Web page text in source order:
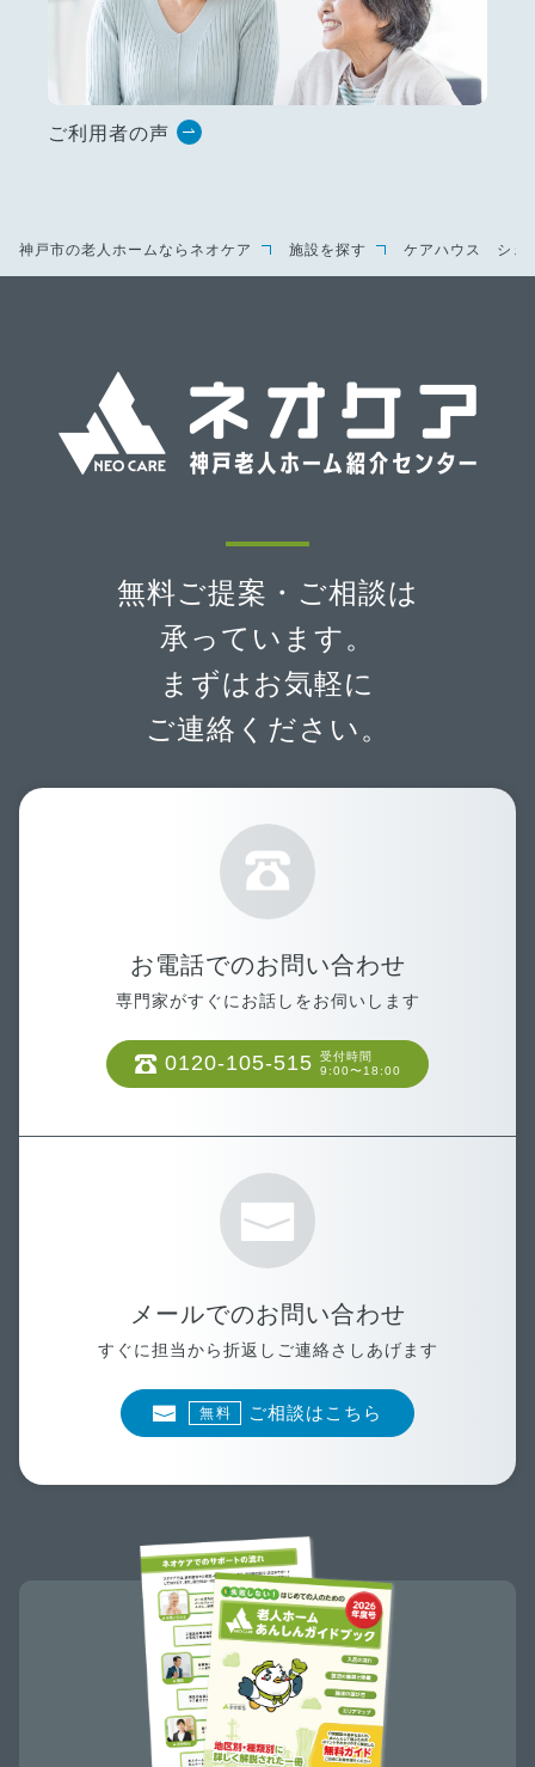
ご利用者の声
神戸市の老人ホームならネオケア 施設を探す ケアハウス シェ
無料ご提案・ご相談は
承っています。
まずはお気軽に
ご連絡ください。
お電話でのお問い合わせ
専門家がすぐにお話しをお伺いします
0120-105-515
受付時間
9:00〜18:00
メールでのお問い合わせ
すぐに担当から折返しご連絡さしあげます
無料 ご相談はこちら